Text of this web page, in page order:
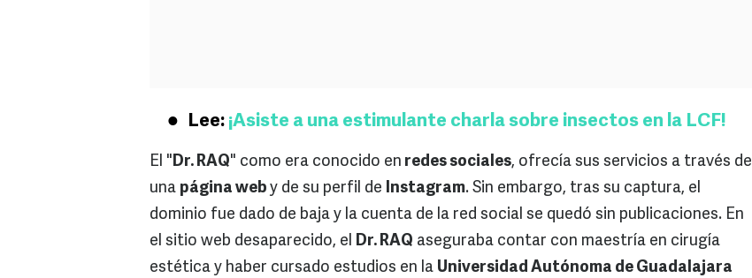
Lee: ¡Asiste a una estimulante charla sobre insectos en la LCF!
El "Dr. RAQ" como era conocido en redes sociales, ofrecía sus servicios a través de
una página web y de su perfil de Instagram. Sin embargo, tras su captura, el
dominio fue dado de baja y la cuenta de la red social se quedó sin publicaciones. En
el sitio web desaparecido, el Dr. RAQ aseguraba contar con maestría en cirugía
estética y haber cursado estudios en la Universidad Autónoma de Guadalajara